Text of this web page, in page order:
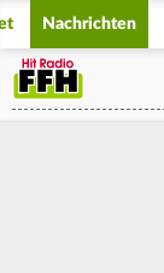
Nachrichten